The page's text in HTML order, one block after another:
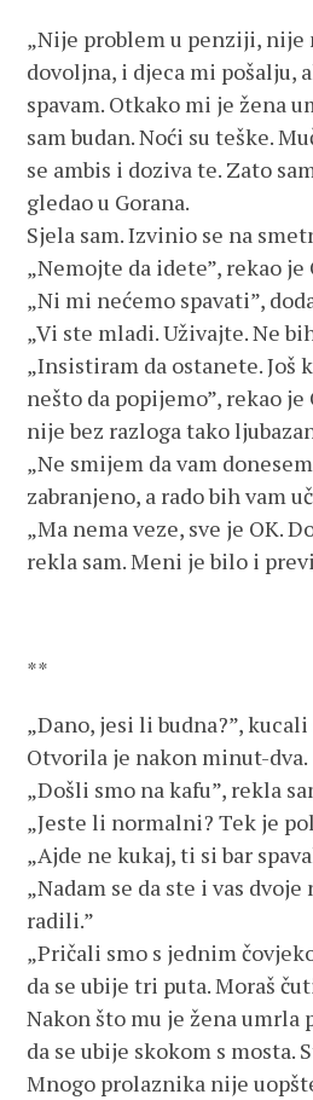
„Nije problem u penziji, nije
dovoljna, i djeca mi pošalju,
spavam. Otkako mi je žena
sam budan. Noći su teške.
se ambis i doziva te. Zato
gledao u Gorana.
Sjela sam. Izvinio se na
„Nemojte da idete”, rekao je
„Ni mi nećemo spavati”,
„Vi ste mladi. Uživajte. Ne
„Insistiram da ostanete. Još
nešto da popijemo”, rekao je
nije bez razloga tako
„Ne smijem da vam
zabranjeno, a rado bih vam
„Ma nema veze, sve je OK.
rekla sam. Meni je bilo i
**
„Dano, jesi li budna?”, kucali
Otvorila je nakon minut-dva.
„Došli smo na kafu”, rekla
„Jeste li normalni? Tek je
„Ajde ne kukaj, ti si bar
„Nadam se da ste i vas
radili.”
„Pričali smo s jednim
da se ubije tri puta. Moraš
Nakon što mu je žena umrla
da se ubije skokom s mosta.
Mnogo prolaznika nije